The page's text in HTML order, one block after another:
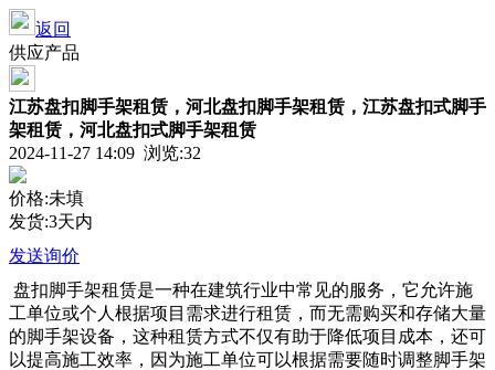
返回
供应产品
江苏盘扣脚手架租赁，河北盘扣脚手架租赁，江苏盘扣式脚手
架租赁，河北盘扣式脚手架租赁
2024-11-27 14:09 浏览:32
价格:未填
发货:3天内
发送询价
盘扣脚手架租赁是一种在建筑行业中常见的服务，它允许施
工单位或个人根据项目需求进行租赁，而无需购买和存储大量
的脚手架设备，这种租赁方式不仅有助于降低项目成本，还可
以提高施工效率，因为施工单位可以根据需要随时调整脚手架